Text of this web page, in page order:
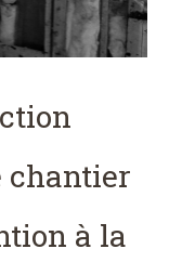
chantier
à la